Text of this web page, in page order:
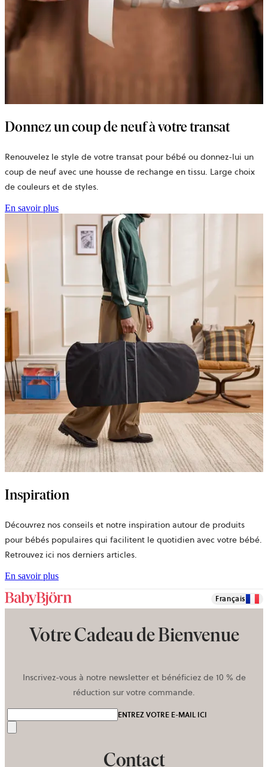
Donnez un coup de neuf à votre transat
Renouvelez le style de votre transat pour bébé ou donnez-lui un
coup de neuf avec une housse de rechange en tissu. Large choix
de couleurs et de styles.
En savoir plus
Inspiration
Découvrez nos conseils et notre inspiration autour de produits
pour bébés populaires qui facilitent le quotidien avec votre bébé.
Retrouvez ici nos derniers articles.
En savoir plus
Français
Votre Cadeau de Bienvenue
Inscrivez-vous à notre newsletter et bénéficiez de 10 % de
réduction sur votre commande.
ENTREZ VOTRE E-MAIL ICI
Contact